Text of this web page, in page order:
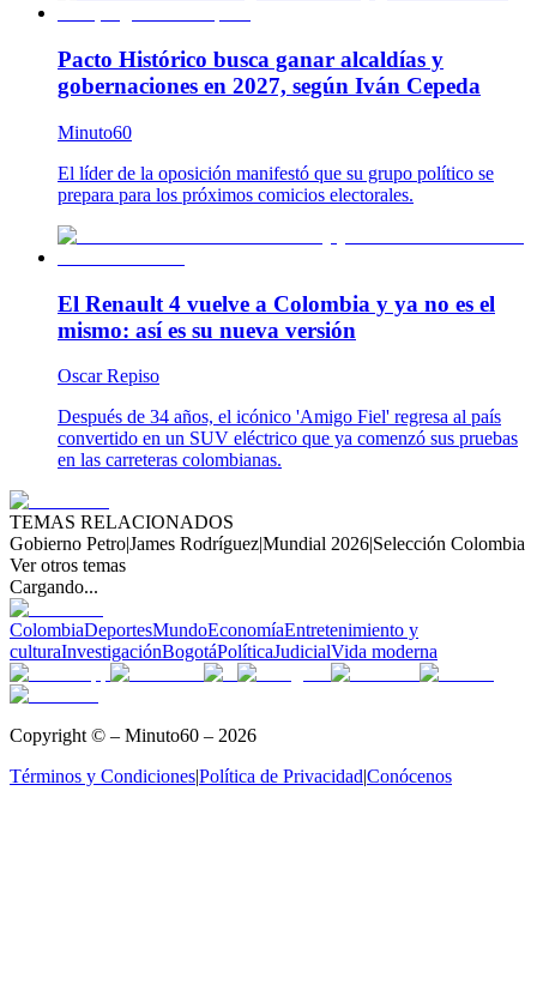
Pacto Histórico busca ganar alcaldías y
gobernaciones en 2027, según Iván Cepeda
Minuto60
El líder de la oposición manifestó que su grupo político se
prepara para los próximos comicios electorales.
El Renault 4 vuelve a Colombia y ya no es el
mismo: así es su nueva versión
Oscar Repiso
Después de 34 años, el icónico 'Amigo Fiel' regresa al país
convertido en un SUV eléctrico que ya comenzó sus pruebas
en las carreteras colombianas.
TEMAS RELACIONADOS
Gobierno Petro|James Rodríguez|Mundial 2026|Selección Colombia
Ver otros temas
Cargando...
ColombiaDeportesMundoEconomíaEntretenimiento y
culturaInvestigaciónBogotáPolíticaJudicialVida moderna
Copyright © – Minuto60 – 2026
Términos y Condiciones|Política de Privacidad|Conócenos